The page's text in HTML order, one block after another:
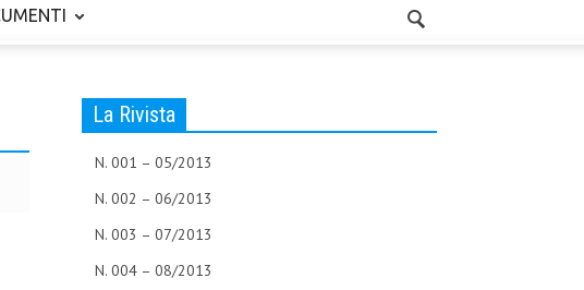
La Rivista
N. 001 – 05/2013
N. 002 – 06/2013
N. 003 – 07/2013
N. 004 – 08/2013